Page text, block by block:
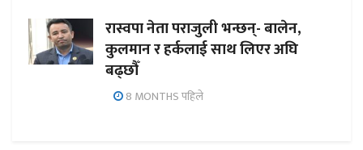
रास्वपा नेता पराजुली भन्छन्- बालेन,
कुलमान र हर्कलाई साथ लिएर अघि
बढ्छौँ
8 MONTHS पहिले